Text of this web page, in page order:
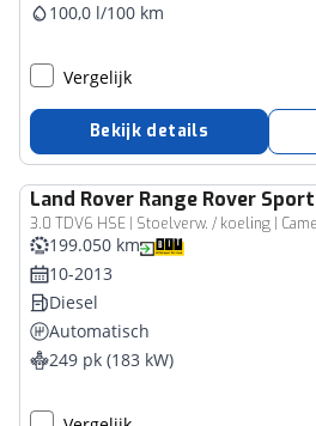
100,0 l/100 km
Vergelijk
Bekijk details
Land Rover Range Rover Sport
199.050 km
10-2013
Diesel
Automatisch
249 pk (183 kW)